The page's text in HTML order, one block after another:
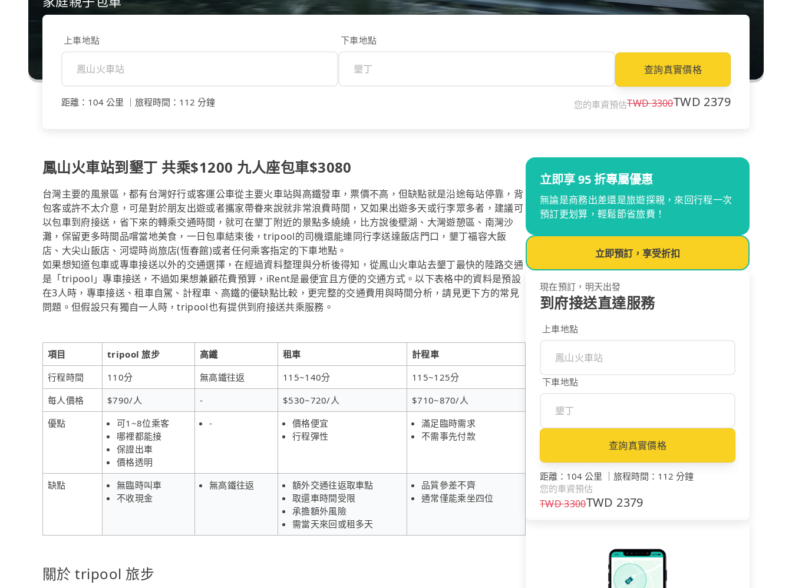
上車地點 下車地點
查詢真實價格
距離 ： 104 公里 旅程時間 ： 112 分鐘 您的車資預估TWD3300TWD 2379
鳳山火車站到墾丁 共乘$1200 九人座包車$3080
台灣主要的風景區，都有台灣好行或客運公車從主要火車站與高鐵發車，票價不高，但缺點就是沿途每站停靠，背
包客或許不太介意，可是對於朋友出遊或者攜家帶眷來說就非常浪費時間，又如果出遊多天或行李眾多者，建議可
以包車到府接送，省下來的轉乘交通時間，就可在墾丁附近的景點多繞繞，比方說後壁湖、大灣遊憩區、南灣沙
灘，保留更多時間品嚐當地美食，一日包車結束後，tripool的司機還能連同行李送達飯店門口，墾丁福容大飯
店、大尖山飯店、河堤時尚旅店(恆春館)或者任何乘客指定的下車地點。
如果想知道包車或專車接送以外的交通選擇，在經過資料整理與分析後得知，從鳳山火車站去墾丁最快的陸路交通
是「tripool」專車接送，不過如果想兼顧花費預算，iRent是最便宜且方便的交通方式。以下表格中的資料是預設
在3人時，專車接送、租車自駕、計程車、高鐵的優缺點比較，更完整的交通費用與時間分析，請見更下方的常見
問題。但假設只有獨自一人時，tripool也有提供到府接送共乘服務。
項目 tripool 旅步 高鐵 租車
計程車
行程時間
110分 無高鐵往返 115~140分
115~125分
每人價格
$790/人 - $530~720/人
$710~870/人
優點
可1~8位乘客
哪裡都能接
保證出車
價格透明
-
價格便宜
行程彈性
滿足臨時需求
不需事先付款
缺點
無臨時叫車
不收現金
無高鐵往返
額外交通往返取車點
取還車時間受限
承擔額外風險
需當天來回或租多天
品質參差不齊
通常僅能乘坐四位
關於 tripool 旅步
立即享 95 折專屬優惠
無論是商務出差還是旅遊探親，來回行程一次
預訂更划算，輕鬆節省旅費！
立即預訂，享受折扣
現在預訂，明天出發
到府接送直達服務
上車地點
下車地點
查詢真實價格
距離 ： 104 公里 ｜ 旅程時間 ： 112 分鐘
您的車資預估
TWD3300TWD 2379